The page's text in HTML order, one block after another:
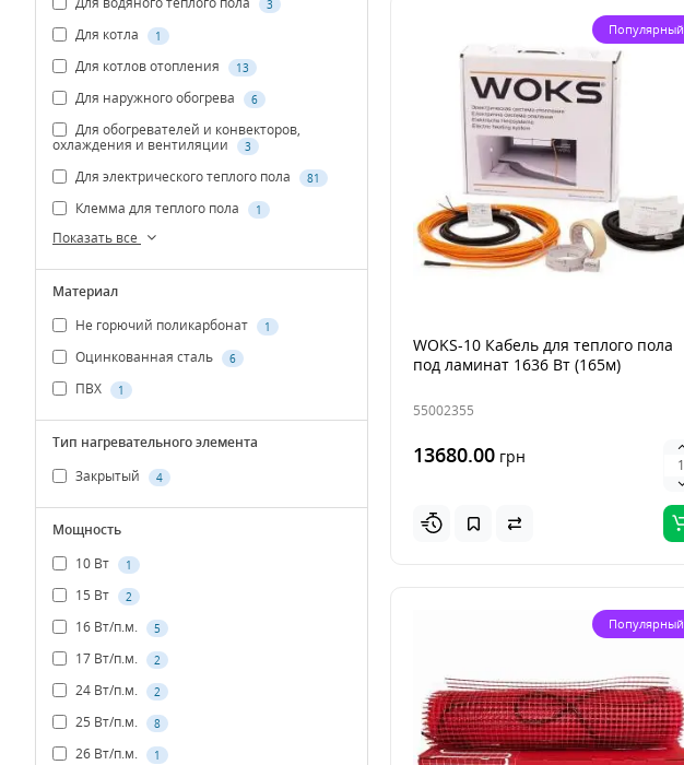
Популярный
WOKS-10 Кабель для теплого пола
под ламинат 1636 Вт (165м)
55002355
13680.00 грн
Популярный
3
Для котла 1
Для котлов отопления 13
Для наружного обогрева 6
Для обогревателей и конвекторов,
охлаждения и вентиляции
3
Для электрического теплого пола 81
Клемма для теплого пола 1
Показать все
Материал
Не горючий поликарбонат
1
Оцинкованная сталь 6
ПВХ 1
Тип нагревательного элемента
Закрытый
4
Мощность
10 Вт
1
15 Вт 2
16 Вт/п.м. 5
17 Вт/п.м. 2
24 Вт/п.м. 2
25 Вт/п.м. 8
26 Вт/п.м. 1